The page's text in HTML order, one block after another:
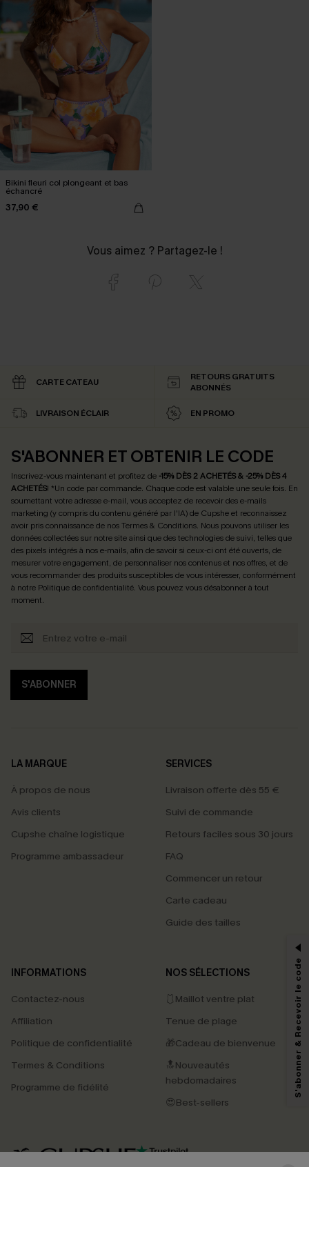
Bikini fleuri col plongeant et bas
échancré
37,90 €
Vous aimez ? Partagez-le !
CARTE CATEAU
RETOURS GRATUITS
ABONNÉS
LIVRAISON ÉCLAIR EN PROMO
S'ABONNER ET OBTENIR LE CODE
Inscrivez-vous maintenant et profitez de -15% DÈS 2 ACHETÉS & -25% DÈS 4
ACHETÉS! *Un code par commande. Chaque code est valable une seule fois. En
soumettant votre adresse e-mail, vous acceptez de recevoir des e-mails
marketing (y compris du contenu généré par l'IA) de Cupshe et reconnaissez
avoir pris connaissance de nosTermes & Conditions. Nous pouvons utiliser les
données collectées sur notre site ainsi que des technologies de suivi, telles que
des pixels intégrés à nos e-mails, afin de savoir si ceux-ci ont été ouverts, de
mesurer votre engagement, de personnaliser nos contenus et nos offres, et de
vous recommander des produits susceptibles de vous intéresser, conformément
à notre Politique de confidentialité. Vous pouvez vous désabonner à tout
moment.
S'ABONNER
LA MARQUE
À propos de nous
Avis clients
Cupshe chaîne logistique
Programme ambassadeur
SERVICES
Livraison offerte dès 55 €
Suivi de commande
Retours faciles sous 30 jours
FAQ
Commencer un retour
Carte cadeau
Guide des tailles
INFORMATIONS
Contactez-nous
Affiliation
Politique de confidentialité
Termes & Conditions
Programme de fidélité
NOS SÉLECTIONS
🩱Maillot ventre plat
Tenue de plage
🎁Cadeau de bienvenue
🔝Nouveautés
hebdomadaires
😍Best-sellers
4.4
PROFITEZ DE -15%
marketing (y compris du contenu généré par l'IA) de Cupshe et
pouvons utiliser les données collectées sur notre site ainsi que des
savoir si ceux-ci ont été ouverts, de mesurer votre engagement, de
personnaliser nos contenus et nos offres, et de vous recommander des
produits susceptibles de vous intéresser, conformément à notre
Politique de
. Vous pouvez vous désabonner à tout moment.
S'abonner & Recevoir le code